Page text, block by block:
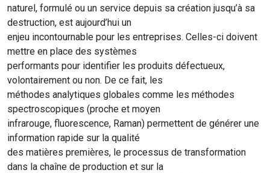
naturel, formulé ou un service depuis sa création jusqu’à sa
destruction, est aujourd’hui un
enjeu incontournable pour les entreprises. Celles-ci doivent
mettre en place des systèmes
performants pour identifier les produits défectueux,
volontairement ou non. De ce fait, les
méthodes analytiques globales comme les méthodes
spectroscopiques (proche et moyen
infrarouge, fluorescence, Raman) permettent de générer une
information rapide sur la qualité
des matières premières, le processus de transformation
dans la chaîne de production et sur la